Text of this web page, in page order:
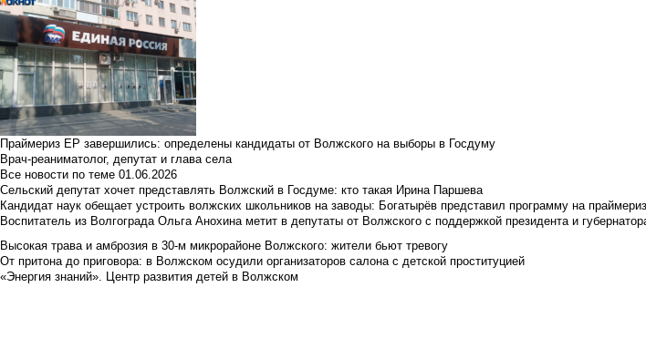
Праймериз ЕР завершились: определены кандидаты от Волжского на выборы в Госдуму
Врач-реаниматолог, депутат и глава села
Все новости по теме 01.06.2026
Сельский депутат хочет представлять Волжский в Госдуме: кто такая Ирина Паршева
Кандидат наук обещает устроить волжских школьников на заводы: Богатырёв представил программу на праймериз
Воспитатель из Волгограда Ольга Анохина метит в депутаты от Волжского с поддержкой президента и
Высокая трава и амброзия в 30‑м микрорайоне Волжского: жители бьют тревогу
От притона до приговора: в Волжском осудили организаторов салона с детской проституцией
«Энергия знаний». Центр развития детей в Волжском